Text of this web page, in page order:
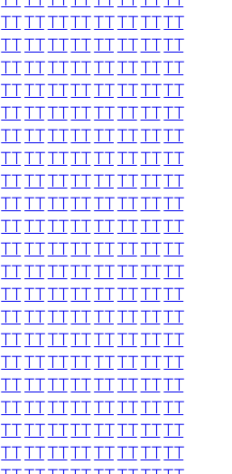
TTTTTTTTTTTTTTTT
TTTTTTTTTTTTTTTT
TTTTTTTTTTTTTTTT
TTTTTTTTTTTTTTTT
TTTTTTTTTTTTTTTT
TTTTTTTTTTTTTTTT
TTTTTTTTTTTTTTTT
TTTTTTTTTTTTTTTT
TTTTTTTTTTTTTTTT
TTTTTTTTTTTTTTTT
TTTTTTTTTTTTTTTT
TTTTTTTTTTTTTTTT
TTTTTTTTTTTTTTTT
TTTTTTTTTTTTTTTT
TTTTTTTTTTTTTTTT
TTTTTTTTTTTTTTTT
TTTTTTTTTTTTTTTT
TTTTTTTTTTTTTTTT
TTTTTTTTTTTTTTTT
TTTTTTTTTTTTTTTT